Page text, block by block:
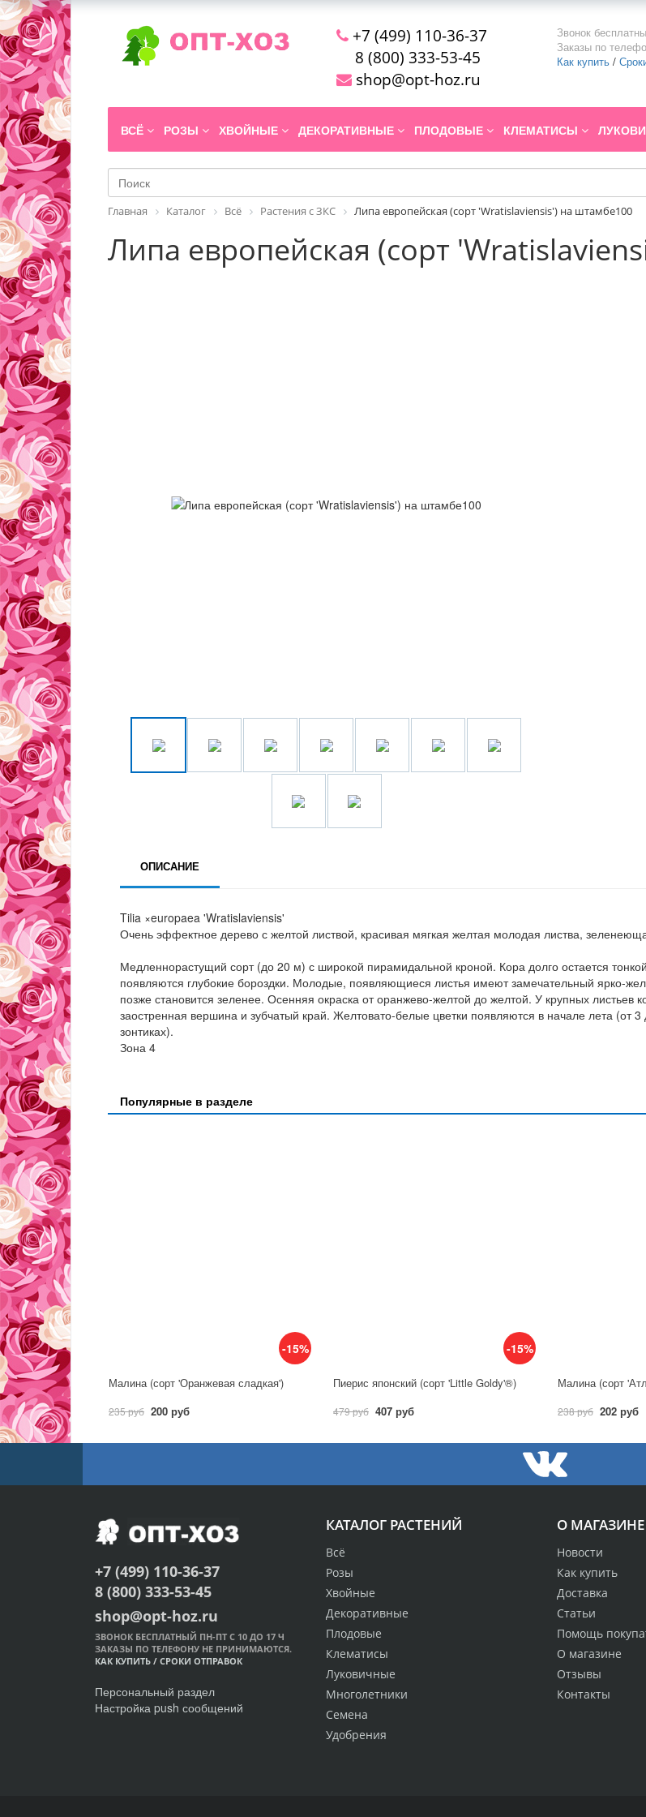
+7 (499) 110-36-37
8 (800) 333-53-45
shop@opt-hoz.ru
Звонок
Заказы по
Как купить /
ВСЁ РОЗЫ ХВОЙНЫЕ ДЕКОРАТИВНЫЕ ПЛОДОВЫЕ КЛЕМАТИСЫ
Главная Каталог Всё Растения с ЗКС Липа европейская (сорт 'Wratislaviensis') на штамбе100
Липа европейская (сорт
ОПИСАНИЕ
Tilia ×europaea 'Wratislaviensis'
Очень эффектное дерево с желтой листвой, красивая мягкая желтая молодая листва,
Медленнорастущий сорт (до 20 м) с широкой пирамидальной кроной. Кора долго остается
появляются глубокие бороздки. Молодые, появляющиеся листья имеют замечательный ярко-
позже становится зеленее. Осенняя окраска от оранжево-желтой до желтой. У крупных листьев
заостренная вершина и зубчатый край. Желтовато-белые цветки появляются в начале лета (от 3
зонтиках).
Зона 4
Популярные в разделе
-15%
Малина (сорт 'Оранжевая сладкая')
235 руб 200 руб
-15%
Пиерис японский (сорт 'Little Goldy'®)
479 руб 407 руб
Малина (сорт
238 руб 202 руб
О МАГАЗИНЕ
Новости
Как купить
Доставка
Статьи
Помощь
О магазине
Отзывы
Контакты
КАТАЛОГ РАСТЕНИЙ
Всё
Розы
Хвойные
Декоративные
Плодовые
Клематисы
Луковичные
Многолетники
Семена
Удобрения
+7 (499) 110-36-37
8 (800) 333-53-45
shop@opt-hoz.ru
ЗВОНОК БЕСПЛАТНЫЙ ПН-ПТ С 10 ДО 17 Ч
ЗАКАЗЫ ПО ТЕЛЕФОНУ НЕ ПРИНИМАЮТСЯ.
КАК КУПИТЬ / СРОКИ ОТПРАВОК
Персональный раздел
Настройка push сообщений